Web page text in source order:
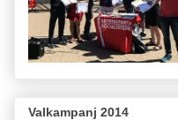
Valkampanj 2014